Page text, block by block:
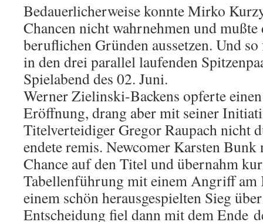
Bedauerlicherweise konnte Mirko
Chancen nicht wahrnehmen und mußte
beruflichen Gründen aussetzen. Und
in den drei parallel laufenden
Spielabend des 02. Juni.
Werner Zielinski-Backens opferte
Eröffnung, drang aber mit seiner
Titelverteidiger Gregor Raupach nicht
endete remis. Newcomer Karsten Bunk
Chance auf den Titel und übernahm
Tabellenführung mit einem Angriff am
einem schön herausgespielten Sieg
Entscheidung fiel dann mit dem Ende